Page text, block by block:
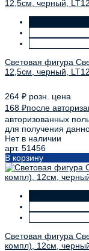
Световая фигура
12,5см, черный,
264 ₽ розн. цена
168 ₽после
авторизованных
для получения
Нет в наличии
арт. 51456
В корзину
Световая фигура
компл), 12см,